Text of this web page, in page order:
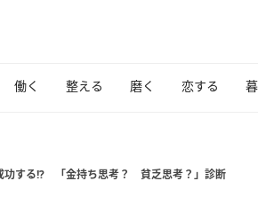
働く 整える 磨く 恋する
功する!? 「金持ち思考？ 貧乏思考？」診断